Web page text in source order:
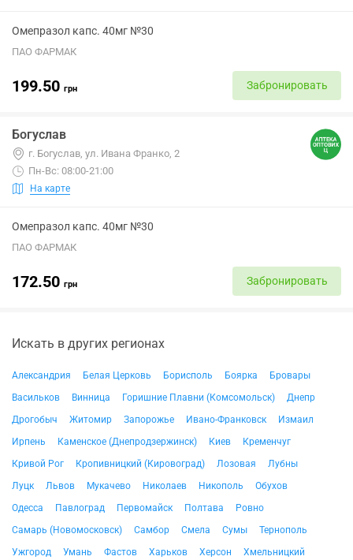
Омепразол капс. 40мг №30
ПАО ФАРМАК
199.50 грн Забронировать
Богуслав
г. Богуслав, ул. Ивана Франко, 2
Пн-Вс: 08:00-21:00
На карте
Омепразол капс. 40мг №30
ПАО ФАРМАК
172.50 грн Забронировать
Искать в других регионах
Александрия Белая Церковь Борисполь Боярка
Бровары
Васильков
Винница Горишние Плавни (Комсомольск)
Днепр
Дрогобыч
Житомир Запорожье Ивано-Франковск
Измаил
Ирпень
Каменское (Днепродзержинск) Киев
Кременчуг
Кривой Рог
Кропивницкий (Кировоград) Лозовая
Лубны
Луцк
Львов Мукачево Николаев Никополь
Обухов
Одесса
Павлоград Первомайск Полтава
Ровно
Самарь (Новомосковск)
Самбор Смела Сумы
Тернополь
Ужгород
Умань Фастов Харьков Херсон
Хмельницкий